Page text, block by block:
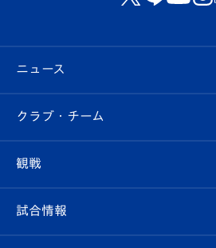
ニュース
すべて
クラブ
試合情報
クラブ・チーム
クラブ概要
観戦
観戦ルール
試合情報